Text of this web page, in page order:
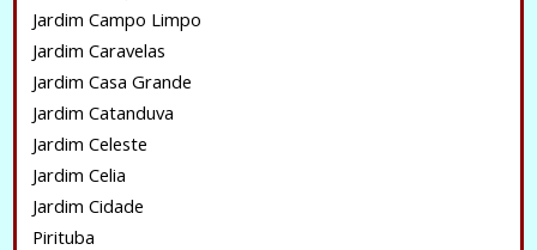
Jardim Campo Limpo
Jardim Caravelas
Jardim Casa Grande
Jardim Catanduva
Jardim Celeste
Jardim Celia
Jardim Cidade
Pirituba